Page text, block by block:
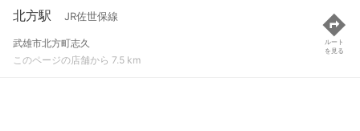
北方駅 JR佐世保線
武雄市北方町志久
このページの店舗から 7.5 km
ルート
を見る